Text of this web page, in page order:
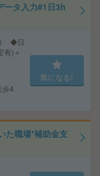
ータ入力#1日3h
◆日
有)＋
歩4
気になる!
た職場*補助金支